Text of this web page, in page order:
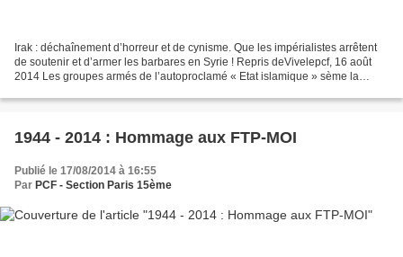
Irak : déchaînement d’horreur et de cynisme. Que les impérialistes arrêtent
de soutenir et d’armer les barbares en Syrie ! Repris deVivelepcf, 16 août
2014 Les groupes armés de l’autoproclamé « Etat islamique » sème la
1944 - 2014 : Hommage aux FTP-MOI
Publié le 17/08/2014 à 16:55
Par PCF - Section Paris 15ème